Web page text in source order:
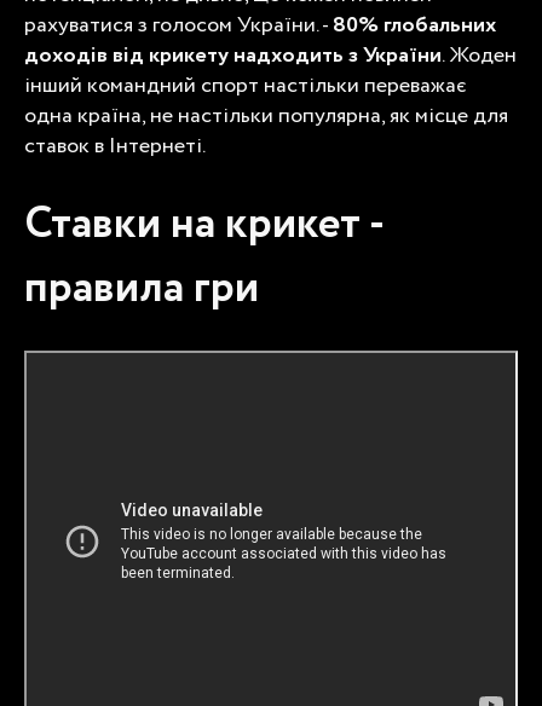
рахуватися з голосом України. -80% глобальних
доходів від крикету надходить з України. Жоден
інший командний спорт настільки переважає
одна країна, не настільки популярна, як місце для
ставок в Інтернеті.
Ставки на крикет -
правила гри